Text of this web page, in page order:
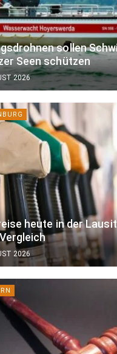
sollen
Seen schützen
2026
heute in der
2026